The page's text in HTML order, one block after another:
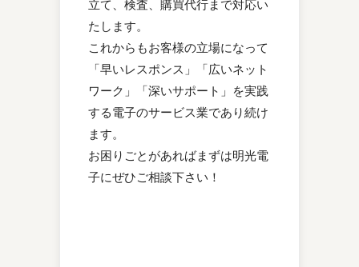
立て、検査、購買代行まで対応い
たします。
これからもお客様の立場になって
「早いレスポンス」「広いネット
ワーク」「深いサポート」を実践
する電子のサービス業であり続け
ます。
お困りごとがあればまずは明光電
子にぜひご相談下さい！